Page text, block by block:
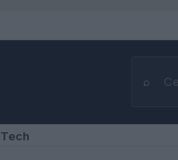
⌕
Cerca
Tech